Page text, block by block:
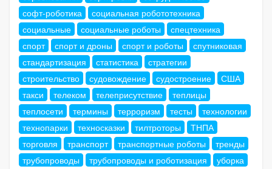
софт-роботика
социальная робототехника
социальные
социальные роботы
спецтехника
спорт
спорт и дроны спорт и роботы
спутниковая
стандартизация
статистика
стратегии
строительство
судовождение судостроение
США
такси
телеком телеприсутствие
теплицы
теплосети
термины терроризм тесты
технологии
технопарки
техносказки тилтроторы
ТНПА
торговля
транспорт транспортные роботы
тренды
трубопроводы
трубопроводы и роботизация
уборка